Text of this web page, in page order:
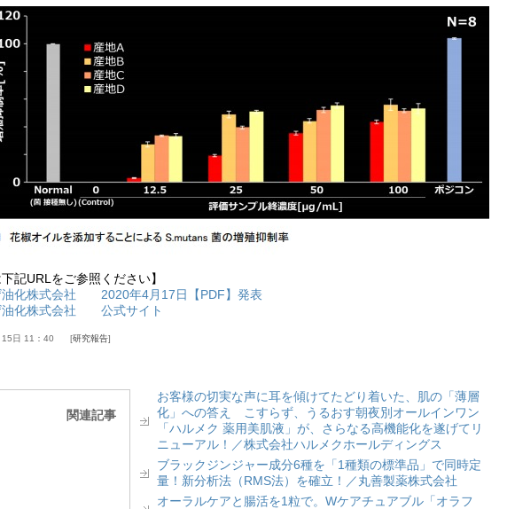
下記URLをご参照ください】
油化株式会社 2020年4月17日【PDF】発表
油化株式会社 公式サイト
日 11：40 研究報告
関連記事
お客様の切実な声に耳を傾けてたどり着いた、肌の「薄層
化」への答え こすらず、うるおす朝夜別オールインワン
「ハルメク 薬用美肌液」が、さらなる高機能化を遂げてリ
ニューアル！／株式会社ハルメクホールディングス
ブラックジンジャー成分6種を「1種類の標準品」で同時定
量！新分析法（RMS法）を確立！／丸善製薬株式会社
オーラルケアと腸活を1粒で。Wケアチュアブル「オラフ